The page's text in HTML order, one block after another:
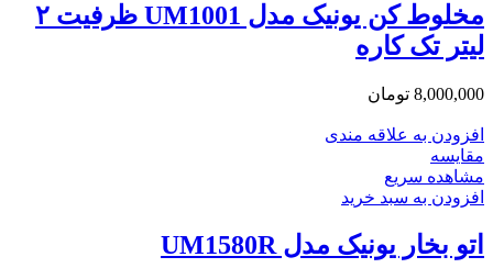
مخلوط کن یونیک مدل UM1001 ظرفیت ۲
لیتر تک کاره
8,000,000 تومان
افزودن به علاقه مندی
مقایسه
مشاهده سریع
افزودن به سبد خرید
اتو بخار یونیک مدل UM1580R